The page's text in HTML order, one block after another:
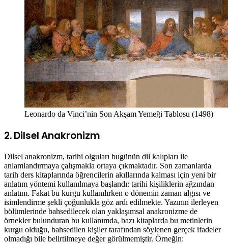
Leonardo da Vinci’nin Son Akşam Yemeği Tablosu (1498)
2. Dilsel Anakronizm
Dilsel anakronizm, tarihi olguları bugünün dil kalıpları ile
anlamlandırmaya çalışmakla ortaya çıkmaktadır. Son zamanlarda
tarih ders kitaplarında öğrencilerin akıllarında kalması için yeni bir
anlatım yöntemi kullanılmaya başlandı: tarihi kişiliklerin ağzından
anlatım. Fakat bu kurgu kullanılırken o dönemin zaman algısı ve
isimlendirme şekli çoğunlukla göz ardı edilmekte. Yazının ilerleyen
bölümlerinde bahsedilecek olan yaklaşımsal anakronizme de
örnekler bulunduran bu kullanımda, bazı kitaplarda bu metinlerin
kurgu olduğu, bahsedilen kişiler tarafından söylenen gerçek ifadeler
olmadığı bile belirtilmeye değer görülmemiştir. Örneğin: